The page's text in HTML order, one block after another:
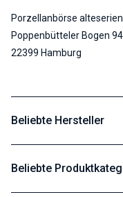
Porzellanbörse
Poppenbütteler Bogen 94
22399 Hamburg
Beliebte Hersteller
Beliebte